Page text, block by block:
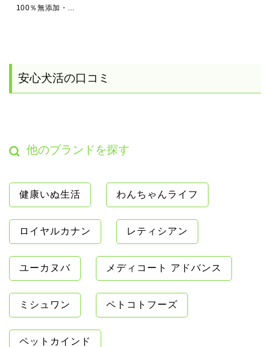
100％無添加・…
安心犬活の口コミ
他のブランドを探す
健康いぬ生活 わんちゃんライフ
ロイヤルカナン レティシアン
ユーカヌバ メディコート アドバンス
ミシュワン ペトコトフーズ
ペットカインド